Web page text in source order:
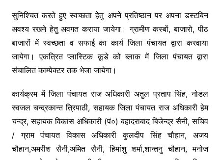
सुनिश्चित करते हुए स्वच्छता हेतु अपने प्रतिष्ठान पर अपना डस्टबिन
अवश्य रखने हेतु अवगत कराया जायेगा। ग्रामीण कस्बों, बाजारो, पीठ
बाजारों में स्वच्छता व सफाई का कार्य जिला पंचायत द्वारा करवाया
जायेगा। एकत्रित प्लास्टिक कूडे को ब्लाक में जिला पंचायत द्वारा
संचालित काम्पेक्टर तक भेजा जायेगा।
कार्यक्रम में जिला पंचायत राज अधिकारी अतुल प्रताप सिंह, नोडल
स्वजल चन्द्रकान्त त्रिपाठी, सहायक जिला पंचायत राज अधिकारी हेम
चन्द्र, सहायक विकास अधिकारी (पं०) बहादराबाद बिजेन्द्र सैनी, सचिव
/ ग्राम पंचायत विकास अधिकारी कुलदीप सिंह चौहान, अजय
चौहान,अमरीश सैनी,अमित सैनी, हिमांशु शर्मा,शान्तनु चौहान, मनोज